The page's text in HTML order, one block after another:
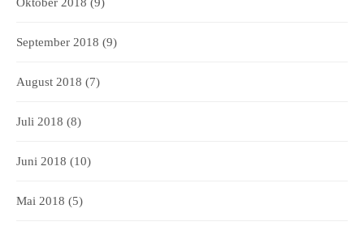
Oktober 2018 (9)
September 2018 (9)
August 2018 (7)
Juli 2018 (8)
Juni 2018 (10)
Mai 2018 (5)